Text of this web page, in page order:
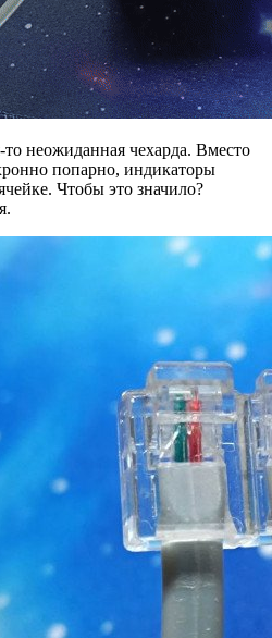
неожиданная чехарда. Вместо
попарно, индикаторы
Чтобы это значило?